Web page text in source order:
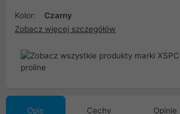
Kolor:
Czarny
Zobacz więcej szczegółów
Opis Cechy Opinie